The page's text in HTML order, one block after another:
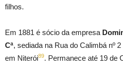
filhos.
Em 1881 é sócio da empresa
Cª, sediada na Rua do Calimbá nº
em Niterói89. Permanece até 19 de